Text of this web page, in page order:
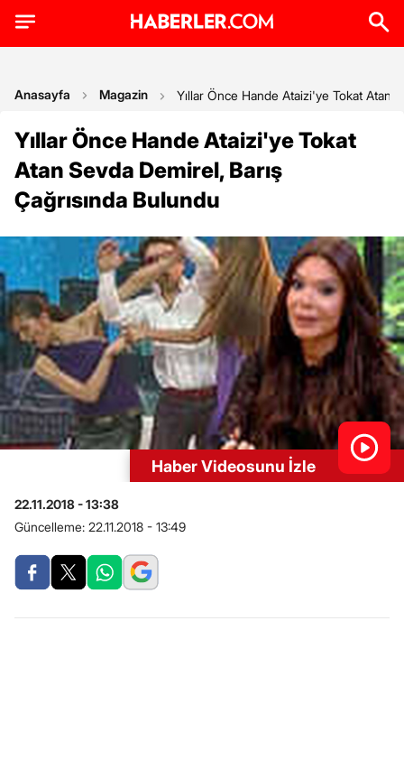
Anasayfa Magazin Yıllar Önce Hande Ataizi'ye Tokat Atan
Yıllar Önce Hande Ataizi'ye Tokat
Atan Sevda Demirel, Barış
Çağrısında Bulundu
Haber Videosunu İzle
22.11.2018 - 13:38
Güncelleme: 22.11.2018 - 13:49